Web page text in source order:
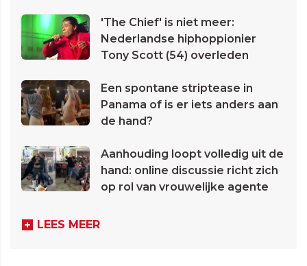
'The Chief' is niet meer:
Nederlandse hiphoppionier
Tony Scott (54) overleden
Een spontane striptease in
Panama of is er iets anders aan
de hand?
Aanhouding loopt volledig uit de
hand: online discussie richt zich
op rol van vrouwelijke agente
LEES MEER